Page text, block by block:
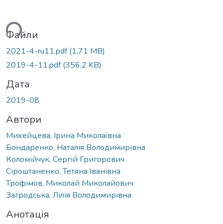
Файли
2021-4-ru11.pdf(1,71 MB)
2019-4-11.pdf(356,2 KB)
Дата
2019-08
Автори
Михейцева, Ірина Миколаївна
Бондаренко, Наталія Володимирівна
Коломійчук, Сергій Григорович
Сіроштаненко, Тетяна Іванівна
Трофімов, Миколай Миколайович
Загродська, Лілія Володимирівна
Анотація